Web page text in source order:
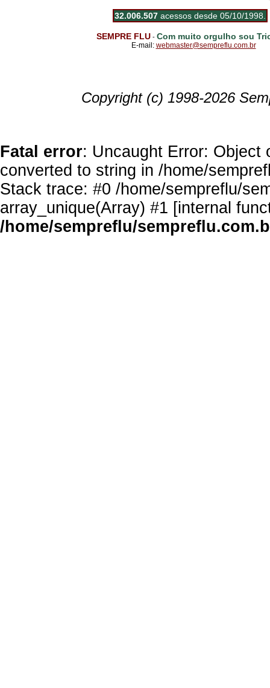
32.006.507 acessos desde 05/10/1998.
SEMPRE FLU- Com muito orgulho sou
E-mail: webmaster@sempreflu.com.br
Copyright (c) 1998-2026
Fatal error: Uncaught Error: Object
converted to string in /home/
Stack trace: #0 /home/sempreflu/
array_unique(Array) #1 [internal
/home/sempreflu/